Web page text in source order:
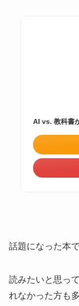
AI vs. 教科書
話題になった本で
読みたいと思っ
れなかった方も